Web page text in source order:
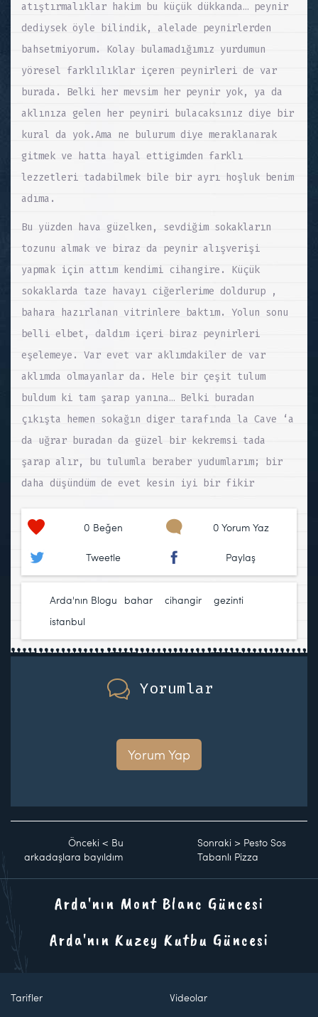
atıştırmalıklar hakim bu küçük dükkanda… peynir
dediysek öyle bilindik, alelade peynirlerden
bahsetmiyorum. Kolay bulamadığımız yurdumun
yöresel farklılıklar içeren peynirleri de var
burada. Belki her mevsim her peynir yok, ya da
aklınıza gelen her peyniri bulacaksınız diye bir
kural da yok.Ama ne bulurum diye meraklanarak
gitmek ve hatta hayal ettigimden farklı
lezzetleri tadabilmek bile bir ayrı hoşluk benim
adıma.
Bu yüzden hava güzelken, sevdiğim sokakların
tozunu almak ve biraz da peynir alışverişi
yapmak için attım kendimi cihangire. Küçük
sokaklarda taze havayı ciğerlerime doldurup ,
bahara hazırlanan vitrinlere baktım. Yolun sonu
belli elbet, daldım içeri biraz peynirleri
eşelemeye. Var evet var aklımdakiler de var
aklımda olmayanlar da. Hele bir çeşit tulum
buldum ki tam şarap yanına… Belki buradan
çıkışta hemen sokağın diger tarafında la Cave ‘a
da uğrar buradan da güzel bir kekremsi tada
şarap alır, bu tulumla beraber yudumlarım; bir
daha düşündüm de evet kesin iyi bir fikir
0 Beğen 0 Yorum Yaz
Tweetle Paylaş
Arda'nın Blogu bahar cihangir gezinti
istanbul
Yorumlar
Yorum Yap
Önceki < Bu
arkadaşlara bayıldım
Sonraki > Pesto Sos
Tabanlı Pizza
Arda'nın Mont Blanc Güncesi
Arda'nın Kuzey Kutbu Güncesi
Tarifler Videolar